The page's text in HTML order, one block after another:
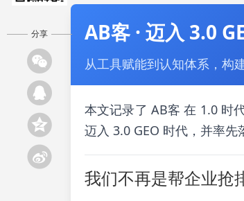
AB客 · 迈入 3.0
从工具赋能到认知体系，构
本文记录了 AB客 在 1.0 时
迈入 3.0 GEO 时代，并率先
我们不再是帮企业抢
分享